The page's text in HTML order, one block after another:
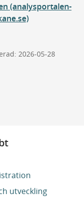
(analysportalen-
2026-05-28
utveckling